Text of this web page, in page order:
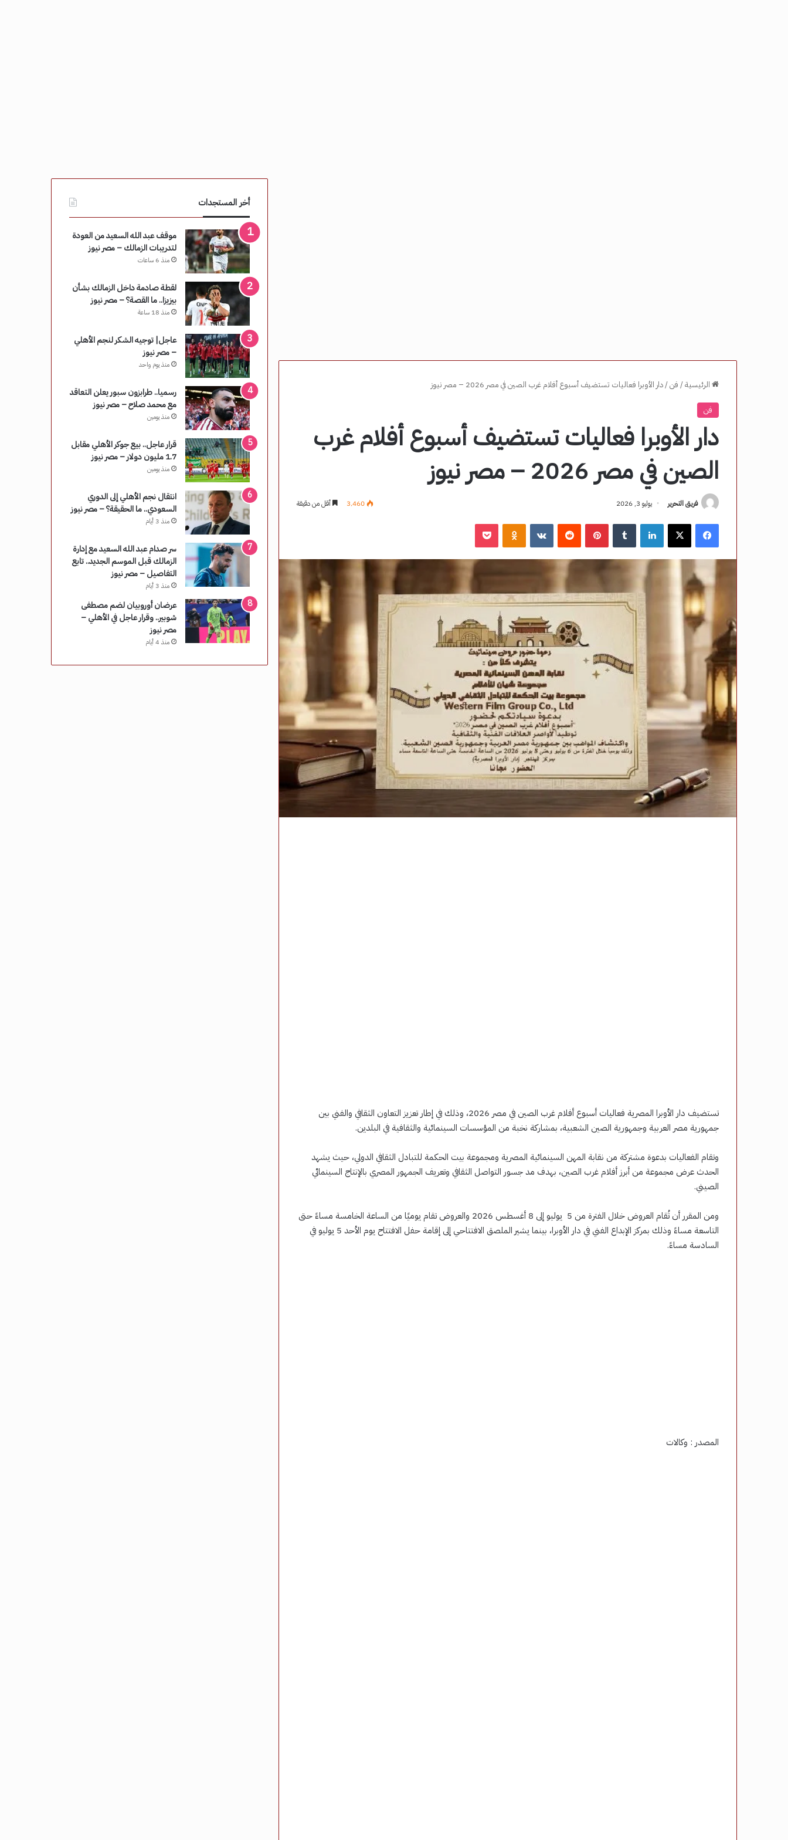
الرئيسية/ فن/دار الأوبرا فعاليات تستضيف أسبوع أفلام غرب الصين في مصر 2026 – مصر نيوز
فن
دار الأوبرا فعاليات تستضيف أسبوع أفلام غرب
الصين في مصر 2026 – مصر نيوز
فريق التحرير يوليو 3, 2026 3٬460 أقل من دقيقة
فيسبوك ‫X لينكدإن بينتيريست ‏VKontakte
تستضيف دار الأوبرا المصرية فعاليات أسبوع أفلام غرب الصين في مصر 2026، وذلك في إطار تعزيز التعاون الثقافي والفني بين
جمهورية مصر العربية وجمهورية الصين الشعبية، بمشاركة نخبة من المؤسسات السينمائية والثقافية في البلدين.
وتقام الفعاليات بدعوة مشتركة من نقابة المهن السينمائية المصرية ومجموعة بيت الحكمة للتبادل الثقافي الدولي، حيث يشهد
الحدث عرض مجموعة من أبرز أفلام غرب الصين، بهدف مد جسور التواصل الثقافي وتعريف الجمهور المصري بالإنتاج السينمائي
الصيني.
ومن المقرر أن تُقام العروض خلال الفترة من 5 يوليو إلى 8 أغسطس 2026 والعروض تقام يوميًا من الساعة الخامسة مساءً حتى
التاسعة مساءً وذلك بمركز الإبداع الفني في دار الأوبرا، بينما يشير الملصق الافتتاحي إلى إقامة حفل الافتتاح يوم الأحد 5 يوليو في
السادسة مساءً.
المصدر : وكالات
أخر المستجدات
موقف عبد الله السعيد من العودة
لتدريبات الزمالك – مصر نيوز
منذ 6 ساعات
لقطة صادمة داخل الزمالك بشأن
بيزيزا.. ما القصة؟ – مصر نيوز
منذ 18 ساعة
عاجل| توجيه الشكر لنجم الأهلي
– مصر نيوز
منذ يوم واحد
رسميا.. طرابزون سبور يعلن التعاقد
مع محمد صلاح – مصر نيوز
منذ يومين
قرار عاجل.. بيع جوكر الأهلي مقابل
1.7 مليون دولار – مصر نيوز
منذ يومين
انتقال نجم الأهلي إلى الدوري
السعودي.. ما الحقيقة؟ – مصر نيوز
منذ 3 أيام
سر صدام عبد الله السعيد مع إدارة
الزمالك قبل الموسم الجديد.. تابع
التفاصيل – مصر نيوز
منذ 3 أيام
عرضان أوروبيان لضم مصطفى
شوبير.. وقرار عاجل في الأهلي –
مصر نيوز
منذ 4 أيام